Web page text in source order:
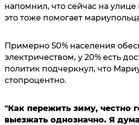
напомнил, что сейчас на
это тоже помогает
Примерно 50% населения
электричеством, у 20% есть
политик подчеркнул, что
стопроцентно.
"Как пережить зиму, честно
выезжать однозначно. Я